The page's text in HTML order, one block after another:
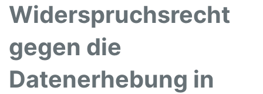
Widerspruchsrecht
gegen die
Datenerhebung in